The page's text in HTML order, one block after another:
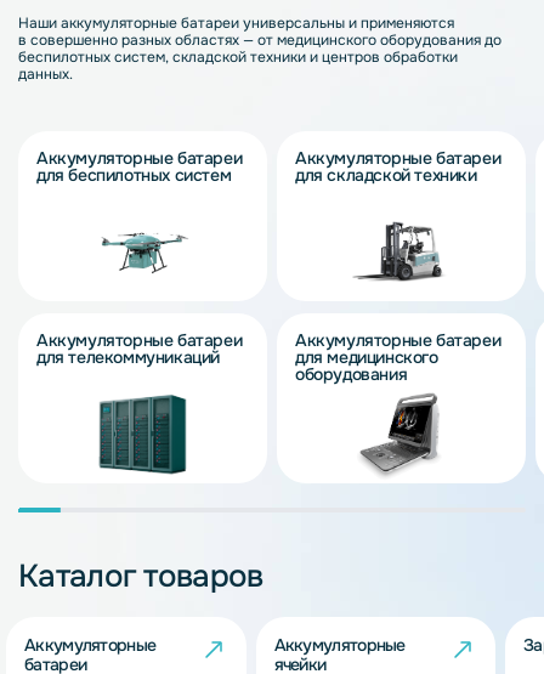
Наши аккумуляторные батареи универсальны и применяются
в совершенно разных областях — от медицинского оборудования до
беспилотных систем, складской техники и центров обработки
данных.
Аккумуляторные батареи
для беспилотных систем
Аккумуляторные батареи
для телекоммуникаций
Аккумуляторные батареи
для складской техники
Аккумуляторные батареи
для медицинского
оборудования
Каталог товаров
Аккумуляторные
батареи
Аккумуляторные
ячейки